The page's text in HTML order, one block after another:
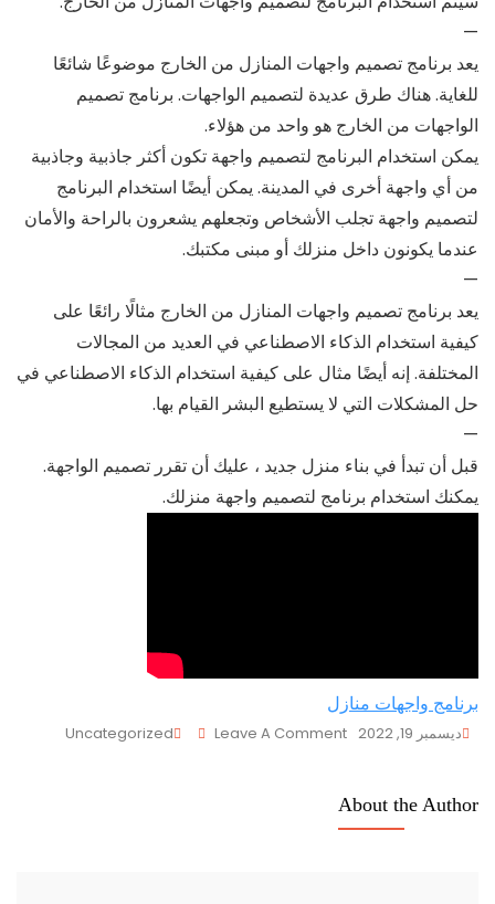
—
يعد برنامج تصميم واجهات المنازل من الخارج موضوعًا شائعًا
للغاية. هناك طرق عديدة لتصميم الواجهات. برنامج تصميم
الواجهات من الخارج هو واحد من هؤلاء.
يمكن استخدام البرنامج لتصميم واجهة تكون أكثر جاذبية وجاذبية
من أي واجهة أخرى في المدينة. يمكن أيضًا استخدام البرنامج
لتصميم واجهة تجلب الأشخاص وتجعلهم يشعرون بالراحة والأمان
عندما يكونون داخل منزلك أو مبنى مكتبك.
—
يعد برنامج تصميم واجهات المنازل من الخارج مثالًا رائعًا على
كيفية استخدام الذكاء الاصطناعي في العديد من المجالات
المختلفة. إنه أيضًا مثال على كيفية استخدام الذكاء الاصطناعي في
حل المشكلات التي لا يستطيع البشر القيام بها.
—
قبل أن تبدأ في بناء منزل جديد ، عليك أن تقرر تصميم الواجهة.
يمكنك استخدام برنامج لتصميم واجهة منزلك.
برنامج واجهات منازل
ديسمبر 19, 2022 Leave A Comment
On
Uncategorized
About the Author